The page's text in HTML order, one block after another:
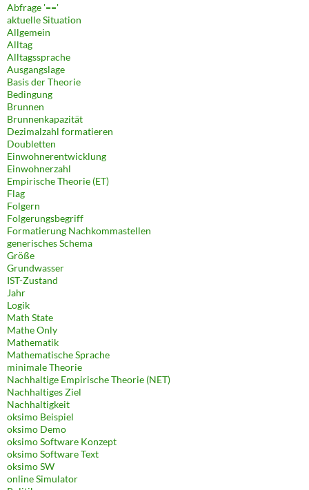
Abfrage '=='
aktuelle Situation
Allgemein
Alltag
Alltagssprache
Ausgangslage
Basis der Theorie
Bedingung
Brunnen
Brunnenkapazität
Dezimalzahl formatieren
Doubletten
Einwohnerentwicklung
Einwohnerzahl
Empirische Theorie (ET)
Flag
Folgern
Folgerungsbegriff
Formatierung Nachkommastellen
generisches Schema
Größe
Grundwasser
IST-Zustand
Jahr
Logik
Math State
Mathe Only
Mathematik
Mathematische Sprache
minimale Theorie
Nachhaltige Empirische Theorie (NET)
Nachhaltiges Ziel
Nachhaltigkeit
oksimo Beispiel
oksimo Demo
oksimo Software Konzept
oksimo Software Text
oksimo SW
online Simulator